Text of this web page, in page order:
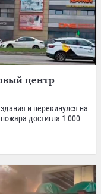
центр
и перекинулся на
достигла 1 000